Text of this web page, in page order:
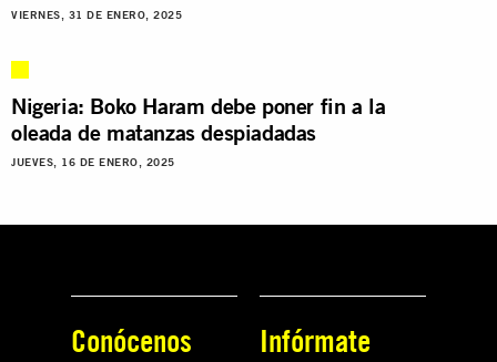
VIERNES, 31 DE ENERO, 2025
Nigeria: Boko Haram debe poner fin a la
oleada de matanzas despiadadas
JUEVES, 16 DE ENERO, 2025
Conócenos Infórmate